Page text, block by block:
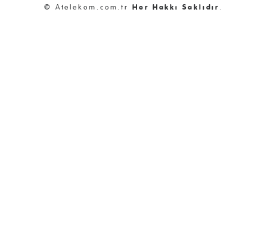
© Atelekom.com.trHer Hakkı Saklıdır .